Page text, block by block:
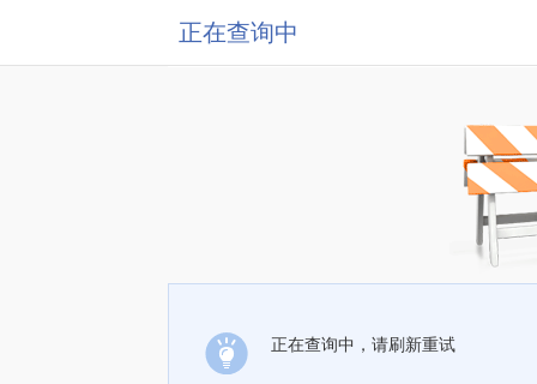
正在查询中
正在查询中，请刷新重试